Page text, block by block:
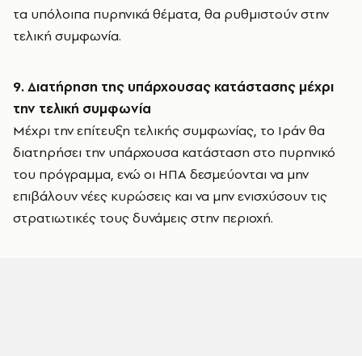
τα υπόλοιπα πυρηνικά θέματα, θα ρυθμιστούν στην
τελική συμφωνία.
9. Διατήρηση της υπάρχουσας κατάστασης μέχρι
την τελική συμφωνία
Μέχρι την επίτευξη τελικής συμφωνίας, το Ιράν θα
διατηρήσει την υπάρχουσα κατάσταση στο πυρηνικό
του πρόγραμμα, ενώ οι ΗΠΑ δεσμεύονται να μην
επιβάλουν νέες κυρώσεις και να μην ενισχύσουν τις
στρατιωτικές τους δυνάμεις στην περιοχή.